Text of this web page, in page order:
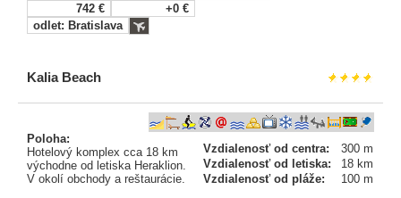
742 €
+0 €
odlet: Bratislava
Kalia Beach
Vzdialenosť od centra:
300 m
Vzdialenosť od letiska:
18 km
Vzdialenosť od pláže:
100 m
Poloha:
Hotelový komplex cca 18 km
východne od letiska Heraklion.
V okolí obchody a reštaurácie.